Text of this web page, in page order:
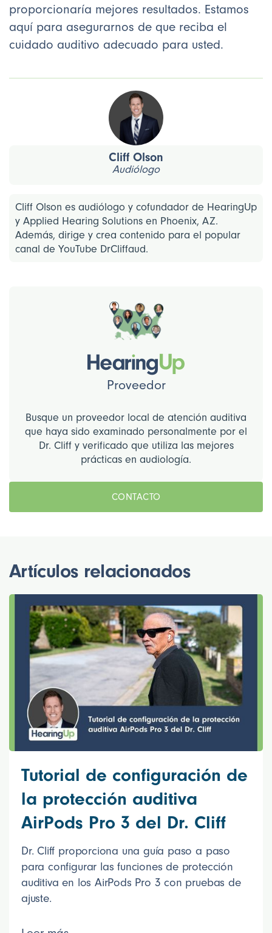
proporcionaría mejores resultados. Estamos
aquí para asegurarnos de que reciba el
cuidado auditivo adecuado para usted.
Cliff Olson
Audiólogo
Cliff Olson es audiólogo y cofundador de HearingUp
y Applied Hearing Solutions en Phoenix, AZ.
Además, dirige y crea contenido para el popular
canal de YouTube DrCliffaud.
Proveedor
Busque un proveedor local de atención auditiva
que haya sido examinado personalmente por el
Dr. Cliff y verificado que utiliza las mejores
prácticas en audiología.
CONTACTO
Artículos relacionados
Tutorial de configuración de
la protección auditiva
AirPods Pro 3 del Dr. Cliff
Dr. Cliff proporciona una guía paso a paso
para configurar las funciones de protección
auditiva en los AirPods Pro 3 con pruebas de
ajuste.